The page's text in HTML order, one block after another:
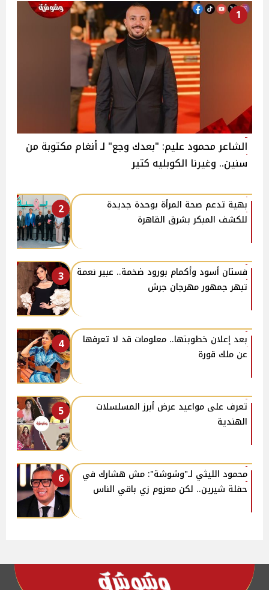
1
الشاعر محمود عليم: "بعدك وجع" لـ أنغام مكتوبة من
سنين.. وغيرنا الكوبليه كتير
2
بهية تدعم صحة المرأة بوحدة جديدة
للكشف المبكر بشرق القاهرة
3
فستان أسود وأكمام بورود ضخمة.. عبير نعمة
تبهر جمهور مهرجان جرش
4
بعد إعلان خطوبتها.. معلومات قد لا تعرفها
عن ملك قورة
5
تعرف على مواعيد عرض أبرز المسلسلات
الهندية
6
محمود الليثي لـ"وشوشة": مش هشارك في
حفلة شيرين.. لكن معزوم زي باقي الناس